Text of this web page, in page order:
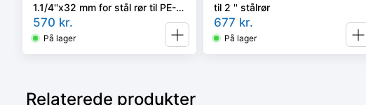
1.1/4''x32 mm for stål rør til PE-
rør
570 kr.
På lager
til 2 '' stålrør
677 kr.
På lager
Relaterede produkter